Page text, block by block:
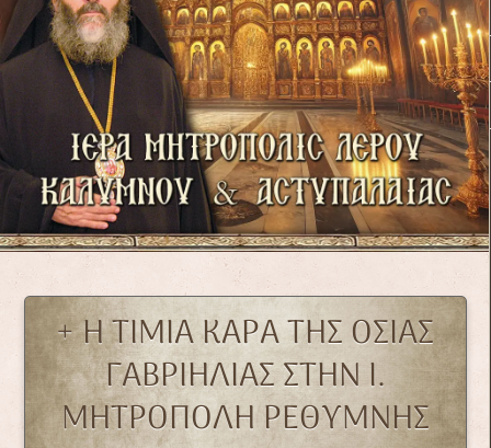
+ Η ΤΙΜΙΑ ΚΑΡΑ ΤΗΣ ΟΣΙΑΣ
ΓΑΒΡΙΗΛΙΑΣ ΣΤΗΝ Ι.
ΜΗΤΡΟΠΟΛΗ ΡΕΘΥΜΝΗΣ